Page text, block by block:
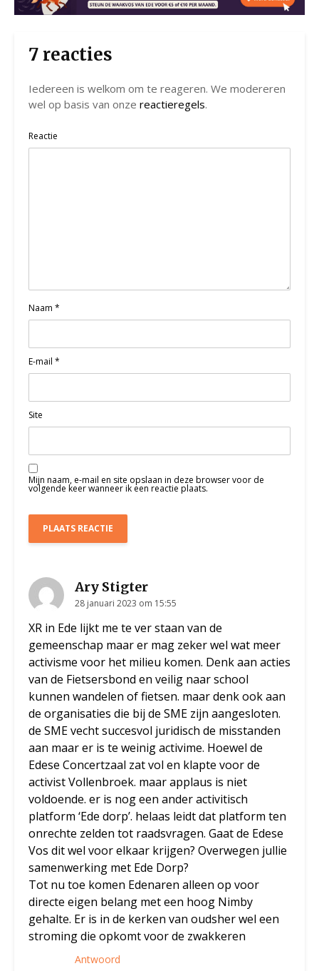
7 reacties
Iedereen is welkom om te reageren. We modereren
wel op basis van onze reactieregels.
Reactie
Naam *
E-mail *
Site
Mijn naam, e-mail en site opslaan in deze browser voor de
volgende keer wanneer ik een reactie plaats.
Ary Stigter
28 januari 2023 om 15:55
XR in Ede lijkt me te ver staan van de
gemeenschap maar er mag zeker wel wat meer
activisme voor het milieu komen. Denk aan acties
van de Fietsersbond en veilig naar school
kunnen wandelen of fietsen. maar denk ook aan
de organisaties die bij de SME zijn aangesloten.
de SME vecht succesvol juridisch de misstanden
aan maar er is te weinig activime. Hoewel de
Edese Concertzaal zat vol en klapte voor de
activist Vollenbroek. maar applaus is niet
voldoende. er is nog een ander activitisch
platform ‘Ede dorp’. helaas leidt dat platform ten
onrechte zelden tot raadsvragen. Gaat de Edese
Vos dit wel voor elkaar krijgen? Overwegen jullie
samenwerking met Ede Dorp?
Tot nu toe komen Edenaren alleen op voor
directe eigen belang met een hoog Nimby
gehalte. Er is in de kerken van oudsher wel een
stroming die opkomt voor de zwakkeren
Antwoord